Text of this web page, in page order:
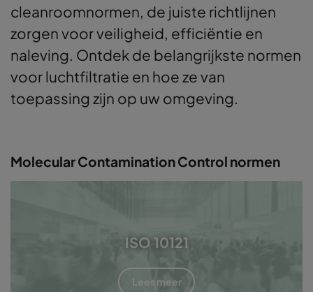
cleanroomnormen, de juiste richtlijnen
zorgen voor veiligheid, efficiëntie en
naleving. Ontdek de belangrijkste normen
voor luchtfiltratie en hoe ze van
toepassing zijn op uw omgeving.
Molecular Contamination Control normen
ISO 10121
Lees meer